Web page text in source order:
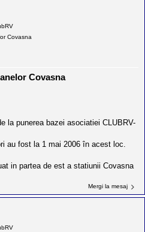
Covasna
Covasna
la punerea bazei asociatiei CLUBRV-
au fost la 1 mai 2006 în acest loc.
in partea de est a statiunii Covasna
Mergi la mesaj